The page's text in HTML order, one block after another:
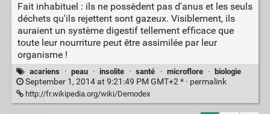
Fait inhabituel : ils ne possèdent pas d'anus et les seuls
déchets qu'ils rejettent sont gazeux. Visiblement, ils
auraient un système digestif tellement efficace que
toute leur nourriture peut être assimilée par leur
organisme !
acariens · peau · insolite · santé · microflore · biologie
September 1, 2014 at 9:21:49 PM GMT+2 * · permalink
http://fr.wikipedia.org/wiki/Demodex